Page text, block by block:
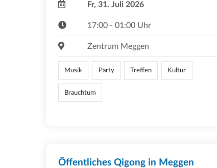
Fr, 31. Juli 2026
17:00 - 01:00 Uhr
Zentrum Meggen
Musik Party Treffen Kultur
Brauchtum
Öffentliches Qigong in Meggen